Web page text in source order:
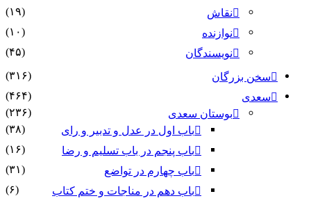
نقاش
(۱۹)
نوازنده
(۱۰)
نویسندگان
(۴۵)
سخن بزرگان
(۳۱۶)
سعدی
(۴۶۴)
بوستان سعدی
(۲۳۶)
باب اول در عدل و تدبیر و رای
(۳۸)
باب پنجم در باب تسلیم و رضا
(۱۶)
باب چهارم در تواضع
(۳۱)
باب دهم در مناجات و ختم کتاب
(۶)